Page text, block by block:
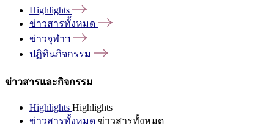
Highlights
ข่าวสารทั้งหมด
ข่าวจุฬาฯ
ปฏิทินกิจกรรม
ข่าวสารและกิจกรรม
Highlights Highlights
ข่าวสารทั้งหมด ข่าวสารทั้งหมด